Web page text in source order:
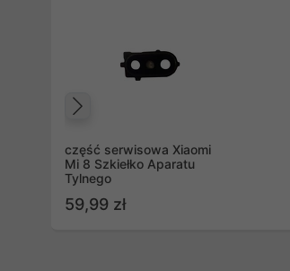
część serwisowa Xiaomi
Mi 8 Szkiełko Aparatu
Tylnego
59,99 zł